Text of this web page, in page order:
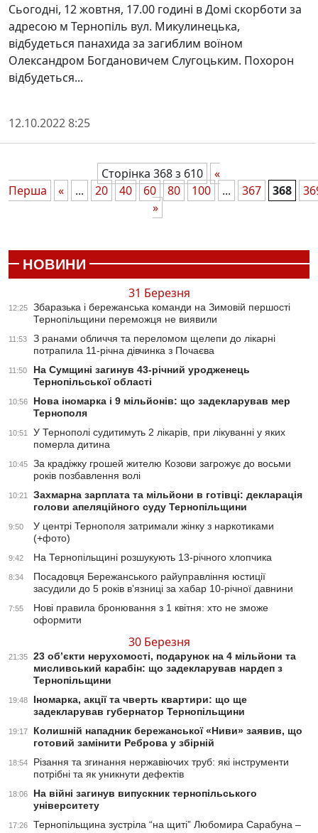
Сьогодні, 12 жовтня, 17.00 годині в Домі скорботи за
адресою м Тернопіль вул. Микулинецька,
відбудеться панахида за загиблим воїном
Олександром Богдановичем Слугоцьким. Похорон
відбудеться...
12.10.2022 8:25
Сторінка 368 з 610
«
Перша
« ... 20 40 60 80 100 ... 367 368
»
НОВИНИ
31 Березня
12:25
Збаразька і бережанська команди на Зимовій першості
Тернопільщини переможця не виявили
11:53
З ранами обличчя та переломом щелепи до лікарні
потрапила 11-річна дівчинка з Почаєва
11:50
На Сумщині загинув 43-річний уродженець
Тернопільської області
10:56
Нова іномарка і 9 мільйонів: що задекларував мер
Тернополя
10:51
У Тернополі судитимуть 2 лікарів, при лікуванні у яких
померла дитина
10:45
За крадіжку грошей жителю Козови загрожує до восьми
років позбавлення волі
10:21
Захмарна зарплата та мільйони в готівці: декларація
голови апеляційного суду Тернопільщини
9:50
У центрі Тернополя затримали жінку з наркотиками
(+фото)
9:42 На Тернопільщині розшукують 13-річного хлопчика
8:34
Посадовця Бережанського райуправління юстиції
засудили до 5 років вʼязниці за хабар 10-річної давнини
7:55
Нові правила бронювання з 1 квітня: хто не зможе
оформити
30 Березня
21:35
23 об’єкти нерухомості, подарунок на 4 мільйони та
мисливський карабін: що задекларував нардеп з
Тернопільщини
19:48
Іномарка, акції та чверть квартири: що ще
задекларував губернатор Тернопільщини
19:17
Колишній нападник бережанської «Ниви» заявив, що
готовий замінити Реброва у збірній
18:54
Різання та згинання нержавіючих труб: які інструменти
потрібні та як уникнути дефектів
18:06
На війні загинув випускник тернопільського
університету
17:26
Тернопільщина зустріла “на щиті” Любомира Сарабуна –